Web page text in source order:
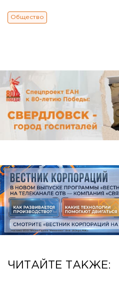
Общество
ЧИТАЙТЕ ТАКЖЕ: